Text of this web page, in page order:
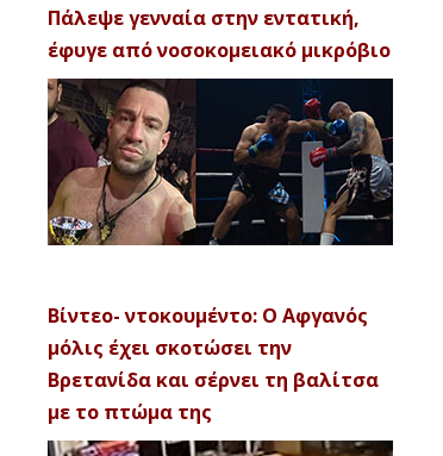
Πάλεψε γενναία στην εντατική,
έφυγε από νοσοκομειακό μικρόβιο
Βίντεο- ντοκουμέντο: Ο Αφγανός
μόλις έχει σκοτώσει την
Βρετανίδα και σέρνει τη βαλίτσα
με το πτώμα της